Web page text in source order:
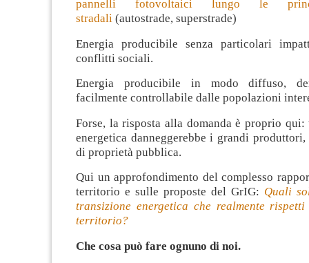
pannelli fotovoltaici lungo le
stradali (autostrade, superstrade)
Energia producibile senza particolari
conflitti sociali.
Energia producibile in modo diffuso,
facilmente controllabile dalle popolazioni
Forse, la risposta alla domanda è proprio qui:
energetica danneggerebbe i grandi
di proprietà pubblica.
Qui un approfondimento del complesso
territorio e sulle proposte del GrIG: Quali
transizione energetica che realmente
territorio?
Che cosa può fare ognuno di noi.